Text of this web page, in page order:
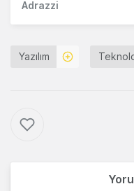
Adrazzi
Yazılım